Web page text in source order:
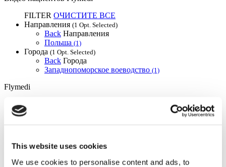
This website uses cookies
We use cookies to personalise content and ads, to
FILTER ОЧИСТИТЕ ВСЕ
Направления (1 Opt. Selected)
Back Направления
Польша (1)
Города (1 Opt. Selected)
Back Города
Западнопоморское воеводство (1)
Flymedi
TÜRSAB – Операции на flymedi.com осуществляются
компанией MIRAC SARA TOURISM, туристическим
медицинском учреждении, специализирующемся на
медицинском туризме.